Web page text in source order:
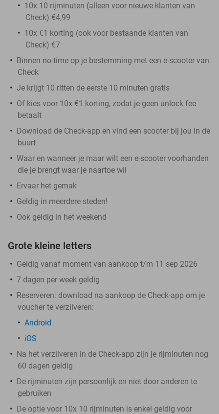
10x 10 rijminuten (alleen voor nieuwe klanten van
Check) €4,99
10x €1 korting (ook voor bestaande klanten van
Check) €7
Binnen no-time op je bestemming met een e-scooter van
Check
Je krijgt 10 ritten de eerste 10 minuten gratis
Of kies voor 10x €1 korting, zodat je geen unlock fee
betaalt
Download de Check-app en vind een scooter bij jou in de
buurt
Waar en wanneer je maar wilt een e-scooter voorhanden
die je brengt waar je naartoe wil
Ervaar het gemak
Geldig in meerdere steden!
Ook geldig in het weekend
Grote kleine letters
Geldig vanaf moment van aankoop t/m 11 sep 2026
7 dagen per week geldig
Reserveren: download na aankoop de Check-app om je
voucher te verzilveren:
Android
iOS
Na het verzilveren in de Check-app zijn je rijminuten nog
60 dagen geldig
De rijminuten zijn persoonlijk en niet door anderen te
gebruiken
De optie voor 10x 10 rijminuten is enkel geldig voor